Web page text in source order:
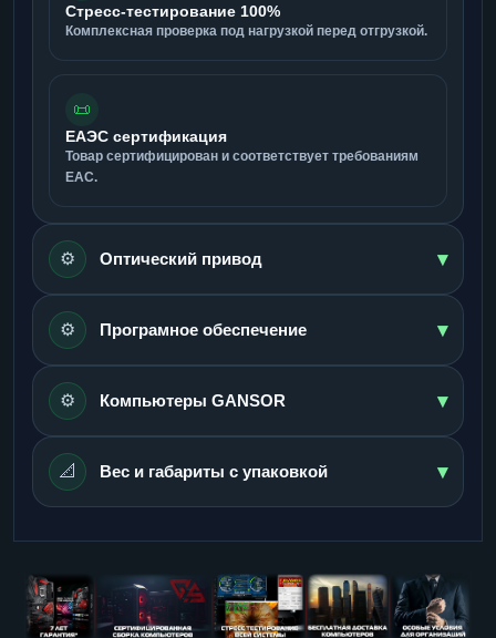
Стресс-тестирование 100%
Комплексная проверка под нагрузкой перед отгрузкой.
📜
ЕАЭС сертификация
Товар сертифицирован и соответствует требованиям
ЕАС.
⚙️ Оптический привод ▾
⚙️ Програмное обеспечение ▾
⚙️ Компьютеры GANSOR ▾
📐 Вес и габариты с упаковкой ▾